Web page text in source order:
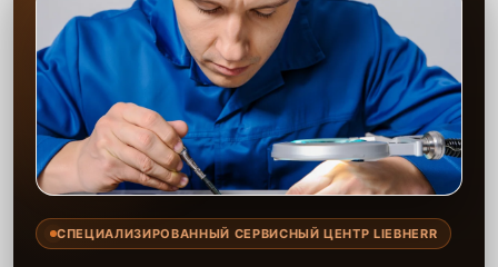
СПЕЦИАЛИЗИРОВАННЫЙ СЕРВИСНЫЙ ЦЕНТР LIEBHERR